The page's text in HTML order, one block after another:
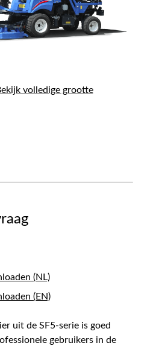
volledige grootte
(NL)
(EN)
uit de SF5-serie is goed
gebruikers in de